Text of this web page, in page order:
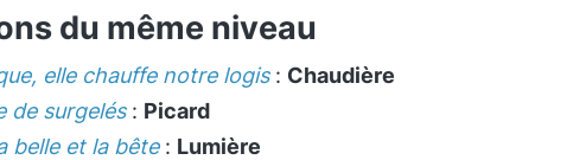
du même niveau
elle chauffe notre logis: Chaudière
de surgelés: Picard
belle et la bête: Lumière